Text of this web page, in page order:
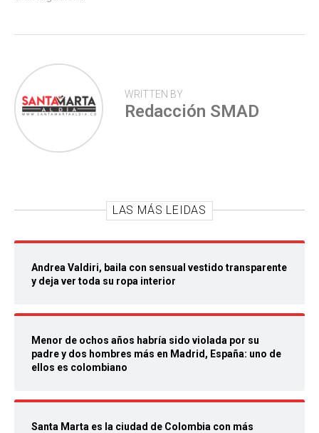
WRITTEN BY
Redacción SMAD
LAS MÁS LEIDAS
Andrea Valdiri, baila con sensual vestido transparente
y deja ver toda su ropa interior
Menor de ochos años habría sido violada por su
padre y dos hombres más en Madrid, España: uno de
ellos es colombiano
Santa Marta es la ciudad de Colombia con más